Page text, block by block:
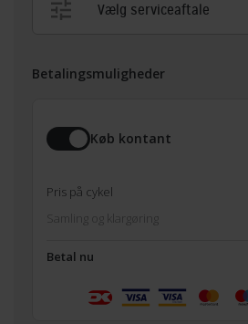
Vælg serviceaftale
Betalingsmuligheder
Køb kontant
Pris på cykel
Samling og klargøring
Betal nu